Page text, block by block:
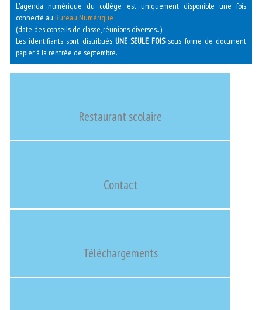
L'agenda numérique du collège est uniquement disponible une fois
connecté au Bureau Numérique
(date des conseils de classe, réunions diverses...)
Les identifiants sont distribués UNE SEULE FOISsous forme de document
papier, à la rentrée de septembre.
Restaurant scolaire
Contact
Téléchargements